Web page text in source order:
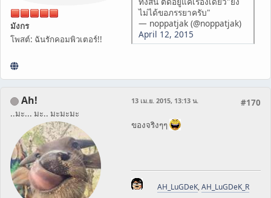
มังกร
โพสต์: ฉันรักคอมพิวเตอร์!!
ไม่ได้ขอภรรยาครับ"
— noppatjak (@noppatjak)
April 12, 2015
Ah!
..มะ... มะ.. มะมะมะ
#170
13 เม.ย. 2015, 13:13 น.
ของจริงๆๆ
AH_LuGDeK,AH_LuGDeK_R